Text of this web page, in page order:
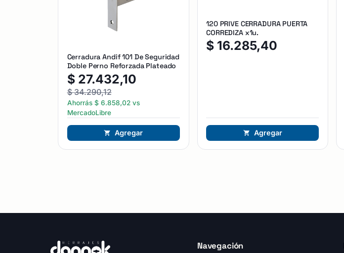
Cerradura Andif 101 De Seguridad
Doble Perno Reforzada Plateado
$ 27.432,10
$34.290,12
Ahorrás $ 6.858,02vs
MercadoLibre
Agregar
120 PRIVE CERRADURA PUERTA
CORREDIZA x1u.
$ 16.285,40
Agregar
Navegación